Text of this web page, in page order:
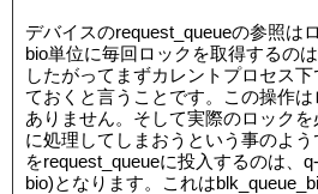
デバイスのrequest_queueの参照は
bio単位に毎回ロックを取得するの
したがってまずカレントプロセス
ておくと言うことです。この操作
ありません。そして実際のロック
に処理してしまおうという事のよ
をrequest_queueに投入するのは、
bio)となります。これは